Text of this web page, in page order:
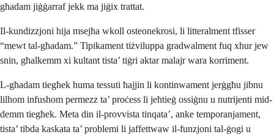
għadam jiġġarraf jekk ma jiġix trattat.
Il-kundizzjoni hija msejħa wkoll osteonekrosi, li litteralment tfisser
“mewt tal-għadam.” Tipikament tiżviluppa gradwalment fuq xhur jew
snin, għalkemm xi kultant tista’ tiġri aktar malajr wara korriment.
L-għadam tiegħek huma tessuti ħajjin li kontinwament jerġgħu jibnu
lilhom infushom permezz ta’ proċess li jeħtieġ ossiġnu u nutrijenti mid-
demm tiegħek. Meta din il-provvista tinqata’, anke temporanjament,
tista’ tibda kaskata ta’ problemi li jaffettwaw il-funzjoni tal-ġogi u